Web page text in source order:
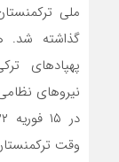
نیروهای
وقت